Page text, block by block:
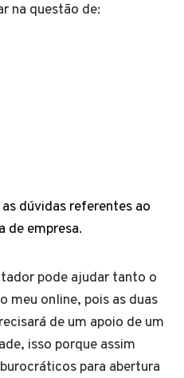
na questão de:
dúvidas referentes ao
de empresa.
pode ajudar tanto o
meu online, pois as duas
de um apoio de um
isso porque assim
para abertura